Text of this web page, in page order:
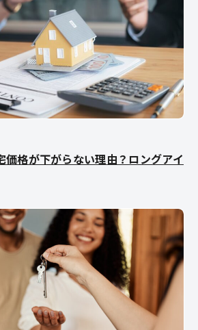
価格が下がらない理由？ロングアイ